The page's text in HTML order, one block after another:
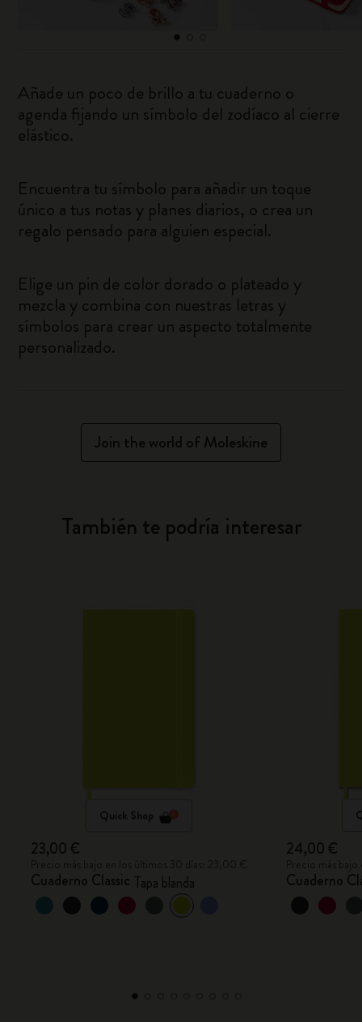
Añade un poco de brillo a tu cuaderno o
agenda fijando un símbolo del zodíaco al cierre
elástico.
Encuentra tu símbolo para añadir un toque
único a tus notas y planes diarios, o crea un
regalo pensado para alguien especial.
Elige un pin de color dorado o plateado y
mezcla y combina con nuestras letras y
símbolos para crear un aspecto totalmente
personalizado.
Join the world of Moleskine
También te podría interesar
Quick Shop
23,00 €
Cuaderno Classic Tapa blanda
24,00 €
Cuaderno